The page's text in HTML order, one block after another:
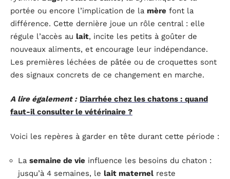
portée ou encore l’implication de la mère font la
différence. Cette dernière joue un rôle central : elle
régule l’accès au lait, incite les petits à goûter de
nouveaux aliments, et encourage leur indépendance.
Les premières léchées de pâtée ou de croquettes sont
des signaux concrets de ce changement en marche.
A lire également : Diarrhée chez les chatons : quand
faut-il consulter le vétérinaire ?
Voici les repères à garder en tête durant cette période :
La semaine de vie influence les besoins du chaton :
jusqu’à 4 semaines, le lait maternel reste